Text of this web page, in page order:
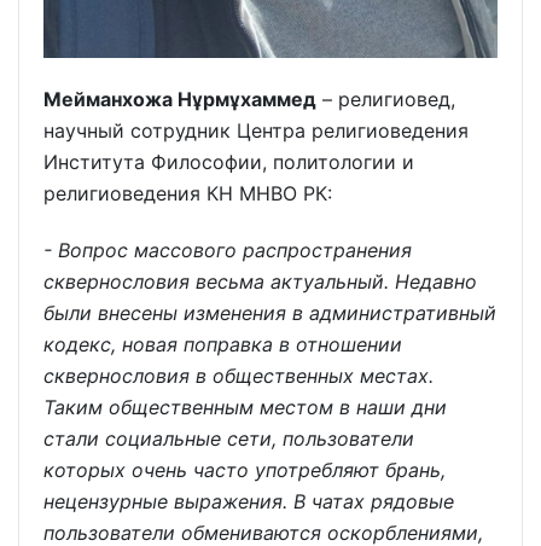
Мейманхожа Нұрмұхаммед – религиовед,
научный сотрудник Центра религиоведения
Института Философии, политологии и
религиоведения КН МНВО РК:
- Вопрос массового распространения
сквернословия весьма актуальный. Недавно
были внесены изменения в административный
кодекс, новая поправка в отношении
сквернословия в общественных местах.
Таким общественным местом в наши дни
стали социальные сети, пользователи
которых очень часто употребляют брань,
нецензурные выражения. В чатах рядовые
пользователи обмениваются оскорблениями,